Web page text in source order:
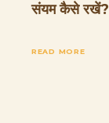
संयम कैसे रखें?
READ MORE